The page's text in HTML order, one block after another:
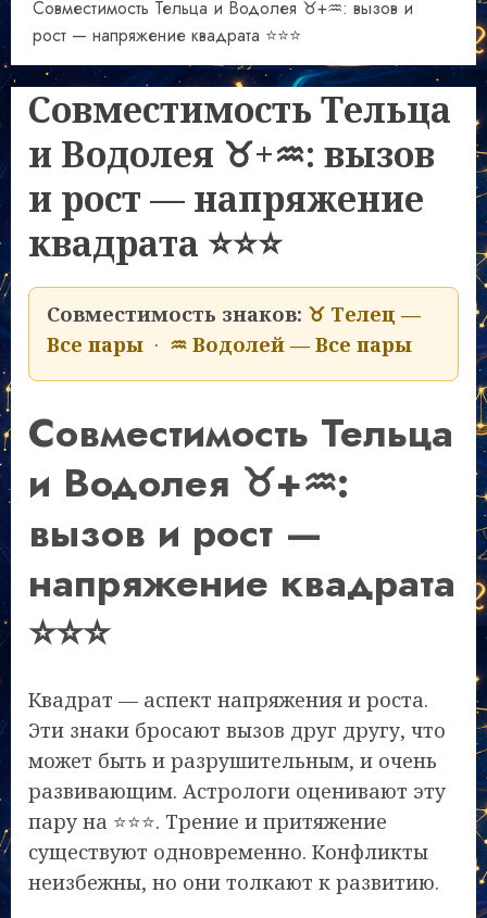
Совместимость Тельца и Водолея ♉+♒: вызов и
рост — напряжение квадрата ⭐⭐⭐
Совместимость Тельца
и Водолея ♉+♒: вызов
и рост — напряжение
квадрата ⭐⭐⭐
Совместимость знаков: ♉ Телец —
Все пары · ♒ Водолей — Все пары
Совместимость Тельца
и Водолея ♉+♒:
вызов и рост —
напряжение квадрата
⭐⭐⭐
Квадрат — аспект напряжения и роста.
Эти знаки бросают вызов друг другу, что
может быть и разрушительным, и очень
развивающим. Астрологи оценивают эту
пару на ⭐⭐⭐. Трение и притяжение
существуют одновременно. Конфликты
неизбежны, но они толкают к развитию.